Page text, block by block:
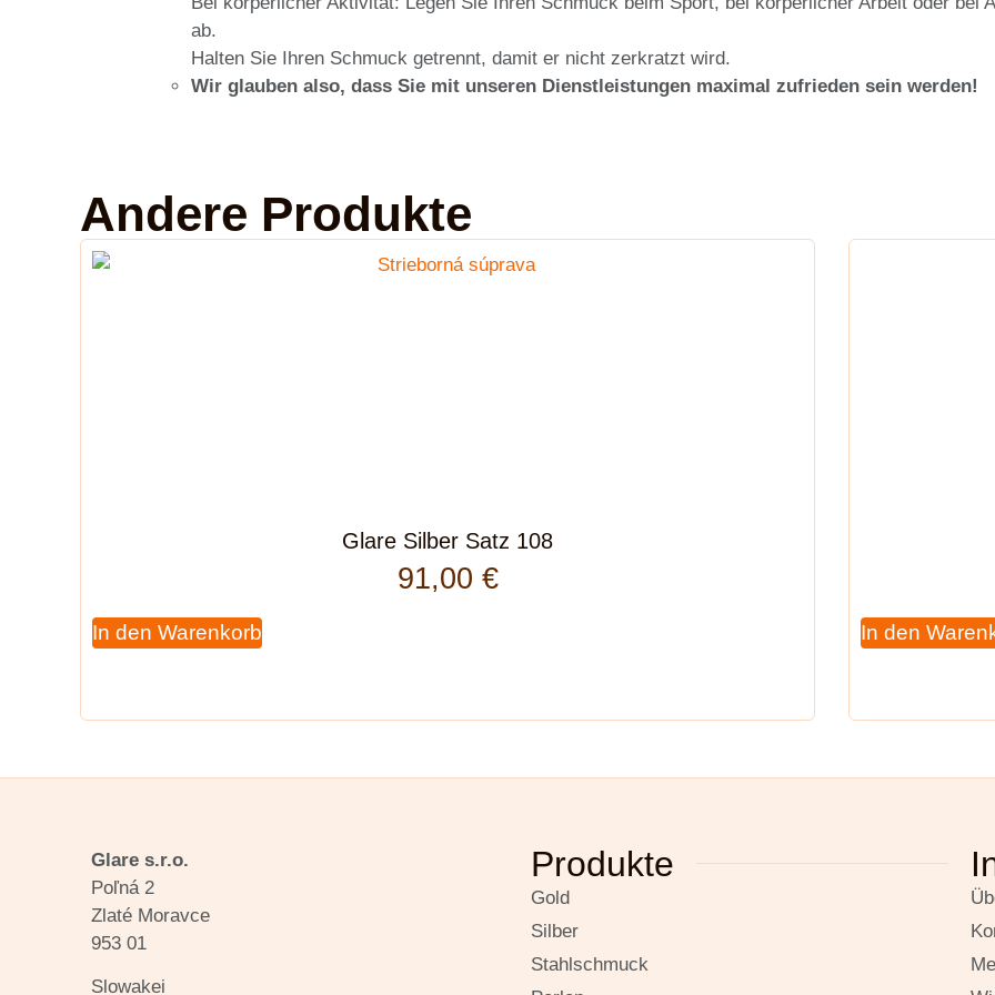
ab.
Halten Sie Ihren Schmuck getrennt, damit er nicht zerkratzt wird.
Wir glauben also, dass Sie mit unseren Dienstleistungen maximal zufrieden sein werden!
Andere Produkte
Glare Silber Satz 108
91,00 €
In den Warenkorb In den
Glare s.r.o.
Poľná 2
Zlaté Moravce
953 01
Slowakei
Produkte
Gold
Silber
Stahlschmuck